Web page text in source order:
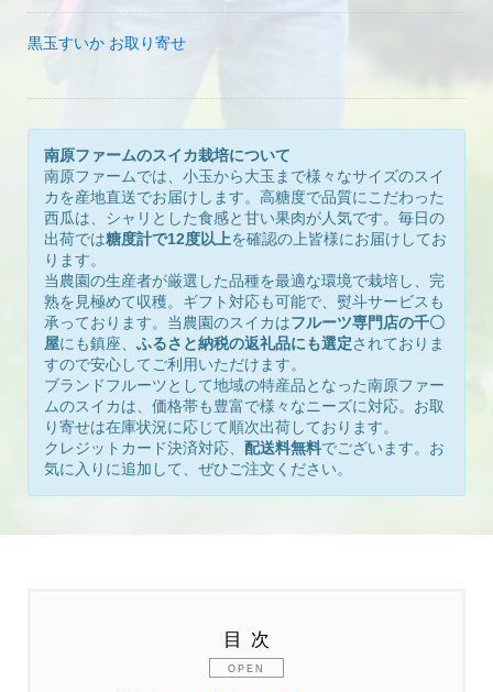
黒玉すいか お取り寄せ
南原ファームのスイカ栽培について
南原ファームでは、小玉から大玉まで様々なサイズのスイ
カを産地直送でお届けします。高糖度で品質にこだわった
西瓜は、シャリとした食感と甘い果肉が人気です。毎日の
出荷では糖度計で12度以上を確認の上皆様にお届けしてお
ります。
当農園の生産者が厳選した品種を最適な環境で栽培し、完
熟を見極めて収穫。ギフト対応も可能で、熨斗サービスも
承っております。当農園のスイカはフルーツ専門店の千〇
屋にも鎮座、 ふるさと納税の返礼品にも選定されておりま
すので安心してご利用いただけます。
ブランドフルーツとして地域の特産品となった南原ファー
ムのスイカは、価格帯も豊富で様々なニーズに対応。お取
り寄せは在庫状況に応じて順次出荷しております。
クレジットカード決済対応、 配送料無料でございます。お
気に入りに追加して、ぜひご注文ください。
目次